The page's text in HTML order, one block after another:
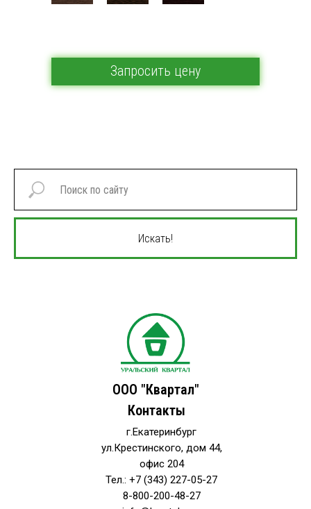
Запросить цену
Искать!
ООО "Квартал"
Контакты
г.Екатеринбург
ул.Крестинского, дом 44,
офис 204
Тел.: +7 (343) 227-05-27
8-800-200-48-27